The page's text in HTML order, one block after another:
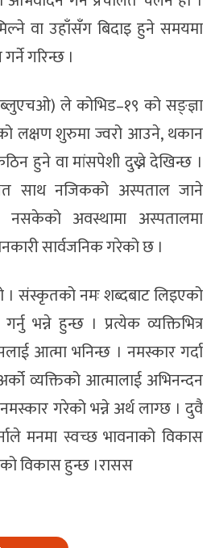
वा उहाँसँग बिदाइ हुने समयमा
गरिन्छ ।
ले कोभिड–१९ को सङ्ज्ञा
लक्षण शुरुमा ज्वरो आउने, थकान
हुने वा मांसपेशी दुख्ने देखिन्छ ।
साथ नजिकको अस्पताल जाने
अवस्थामा अस्पतालमा
सार्वजनिक गरेको छ ।
संस्कृतको नमः शब्दबाट लिइएको
भन्ने हुन्छ । प्रत्येक व्यक्तिभित्र
आत्मा भनिन्छ । नमस्कार गर्दा
व्यक्तिको आत्मालाई अभिनन्दन
गरेको भन्ने अर्थ लाग्छ । दुवै
मनमा स्वच्छ भावनाको विकास
विकास हुन्छ ।रासस